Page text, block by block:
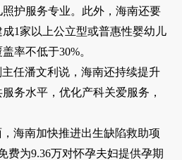
护服务专业。此外，海南还要
1家以上公立型或普惠性婴幼儿
率不低于30%。
任潘文利说，海南还持续提升
务水平，优化产科关爱服务，
海南加快推进出生缺陷救助项
费为9.36万对怀孕夫妇提供孕期